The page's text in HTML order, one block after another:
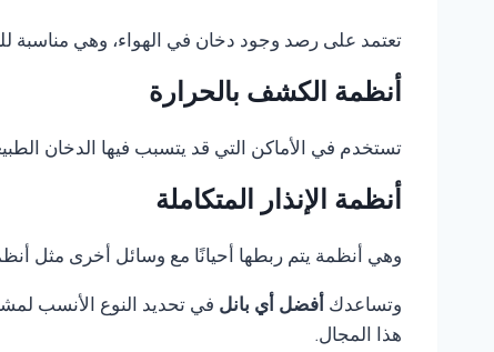
تعتمد على رصد وجود دخان في الهواء، وهي مناسبة
أنظمة الكشف بالحرارة
تستخدم في الأماكن التي قد يتسبب فيها الدخان
أنظمة الإنذار المتكاملة
وهي أنظمة يتم ربطها أحيانًا مع وسائل أخرى مثل
وتساعدك أفضل أي بانل في تحديد النوع الأنسب
هذا المجال.